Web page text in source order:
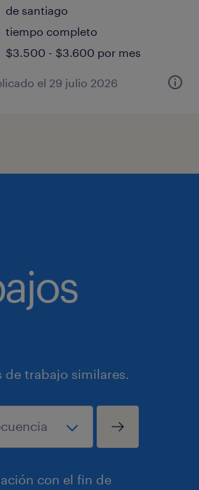
de santiago
tiempo completo
$3.500 - $3.600 por mes
el 29 julio 2026
de trabajo similares.
con el fin de